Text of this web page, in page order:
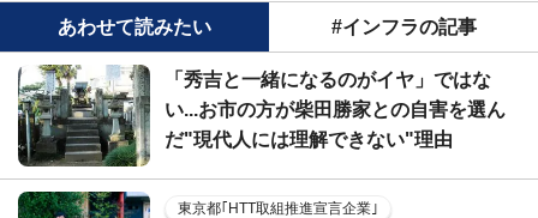
あわせて読みたい #インフラの記事
「秀吉と一緒になるのがイヤ」ではな
い...お市の方が柴田勝家との自害を選ん
だ"現代人には理解できない"理由
東京都｢HTT取組推進宣言企業｣